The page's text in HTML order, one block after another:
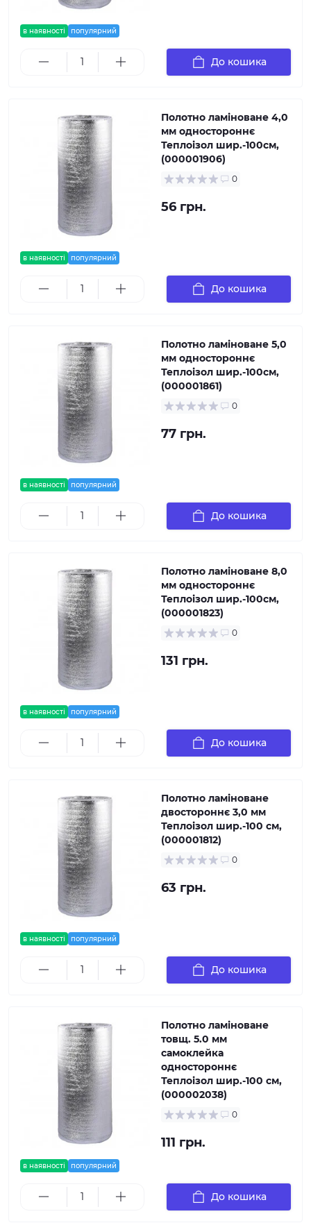
в наявності популярний
До кошика
в наявності популярний
Полотно ламіноване 4,0
мм одностороннє
Теплоізол шир.-100см,
(000001906)
0
56 грн.
До кошика
в наявності популярний
Полотно ламіноване 5,0
мм одностороннє
Теплоізол шир.-100см,
(000001861)
0
77 грн.
До кошика
в наявності популярний
Полотно ламіноване 8,0
мм одностороннє
Теплоізол шир.-100см,
(000001823)
0
131 грн.
До кошика
в наявності популярний
Полотно ламіноване
двостороннє 3,0 мм
Теплоізол шир.-100 см,
(000001812)
0
63 грн.
До кошика
в наявності популярний
Полотно ламіноване
товщ. 5.0 мм
самоклейка
одностороннє
Теплоізол шир.-100 см,
(000002038)
0
111 грн.
До кошика